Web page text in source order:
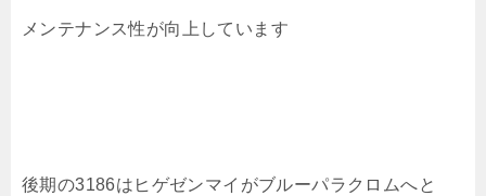
メンテナンス性が向上しています
後期の3186はヒゲゼンマイがブルーパラクロムへと